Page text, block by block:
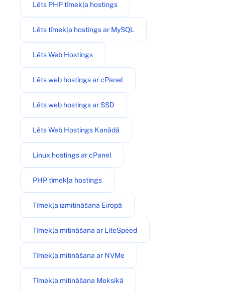
Lēts PHP tīmekļa hostings
Lēts tīmekļa hostings ar MySQL
Lēts Web Hostings
Lēts web hostings ar cPanel
Lēts web hostings ar SSD
Lēts Web Hostings Kanādā
Linux hostings ar cPanel
PHP tīmekļa hostings
Tīmekļa izmitināšana Eiropā
Tīmekļa mitināšana ar LiteSpeed
Tīmekļa mitināšana ar NVMe
Tīmekļa mitināšana Meksikā